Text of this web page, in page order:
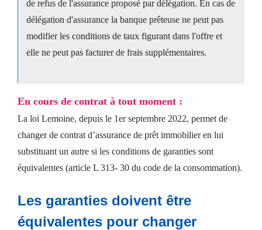
de refus de l'assurance proposé par délégation. En cas de
délégation d'assurance la banque prêteuse ne peut pas
modifier les conditions de taux figurant dans l'offre et
elle ne peut pas facturer de frais supplémentaires.
En cours de contrat à tout moment :
La loi Lemoine, depuis le 1er septembre 2022, permet de
changer de contrat d’assurance de prêt immobilier en lui
substituant un autre si les conditions de garanties sont
équivalentes (article L 313- 30 du code de la consommation).
Les garanties doivent être
équivalentes pour changer